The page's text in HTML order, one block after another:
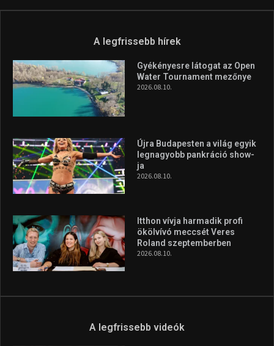
A legfrissebb hírek
Gyékényesre látogat az Open
Water Tournament mezőnye
2026.08.10.
Újra Budapesten a világ egyik
legnagyobb pankráció show-
ja
2026.08.10.
Itthon vívja harmadik profi
ökölvívó meccsét Veres
Roland szeptemberben
2026.08.10.
A legfrissebb videók